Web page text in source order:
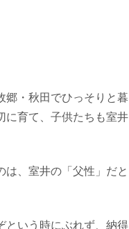
郷・秋田でひっそりと暮
に育て、子供たちも室井
は、室井の「父性」だと
という時にぶれず、納得